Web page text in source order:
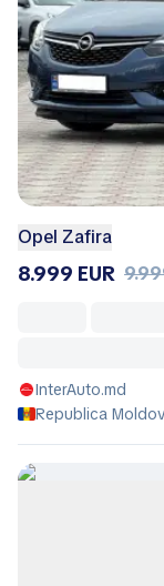
Opel Zafira
8.999 EUR
InterAuto.md
Republica